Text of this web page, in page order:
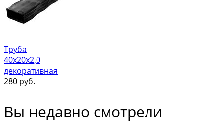
Труба
40х20х2,0
декоративная
280 руб.
Вы недавно смотрели